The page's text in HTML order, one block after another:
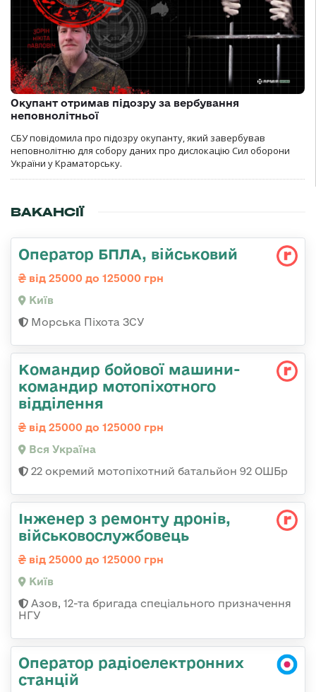
Окупант отримав підозру за вербування
неповнолітньої
СБУ повідомила про підозру окупанту, який завербував
неповнолітню для собору даних про дислокацію Сил оборони
України у Краматорську.
ВАКАНСІЇ
Оператор БПЛА, військовий
від 25000 до 125000 грн
Київ
Морська Піхота ЗСУ
Командир бойової машини-
командир мотопіхотного
відділення
від 25000 до 125000 грн
Вся Україна
22 окремий мотопіхотний батальйон 92 ОШБр
Інженер з ремонту дронів,
військовослужбовець
від 25000 до 125000 грн
Київ
Азов, 12-та бригада спеціального призначення
НГУ
Оператор радіоелектронних
станцій